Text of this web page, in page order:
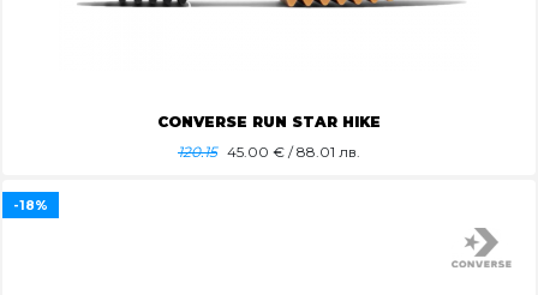
CONVERSE RUN STAR HIKE
120.15 45.00 € / 88.01 лв.
-18%